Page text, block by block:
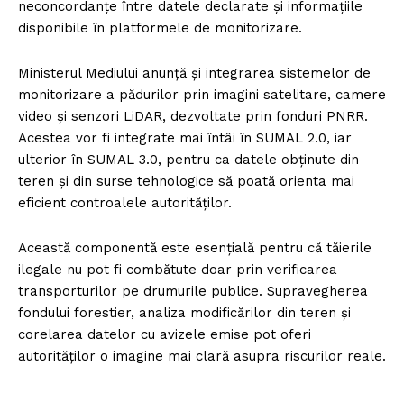
neconcordanțe între datele declarate și informațiile
disponibile în platformele de monitorizare.
Ministerul Mediului anunță și integrarea sistemelor de
monitorizare a pădurilor prin imagini satelitare, camere
video și senzori LiDAR, dezvoltate prin fonduri PNRR.
Acestea vor fi integrate mai întâi în SUMAL 2.0, iar
ulterior în SUMAL 3.0, pentru ca datele obținute din
teren și din surse tehnologice să poată orienta mai
eficient controalele autorităților.
Această componentă este esențială pentru că tăierile
ilegale nu pot fi combătute doar prin verificarea
transporturilor pe drumurile publice. Supravegherea
fondului forestier, analiza modificărilor din teren și
corelarea datelor cu avizele emise pot oferi
autorităților o imagine mai clară asupra riscurilor reale.